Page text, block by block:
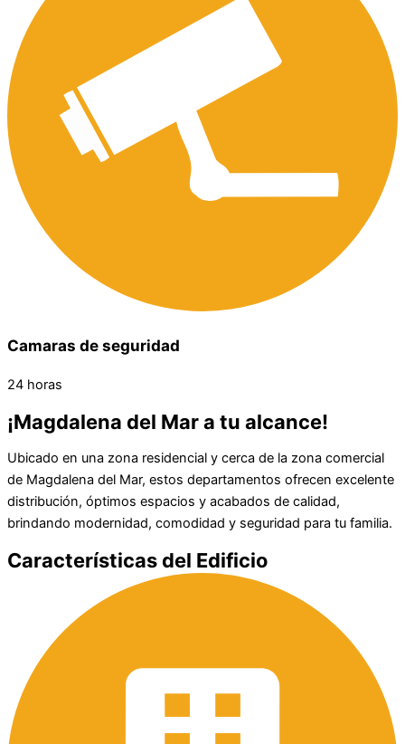
Camaras de seguridad
24 horas
¡Magdalena del Mar a tu alcance!
Ubicado en una zona residencial y cerca de la zona comercial
de Magdalena del Mar, estos departamentos ofrecen excelente
distribución, óptimos espacios y acabados de calidad,
brindando modernidad, comodidad y seguridad para tu familia.
Características del Edificio